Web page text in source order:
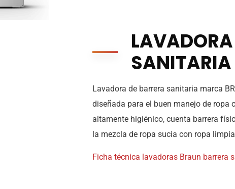
Lavadora de barrera sanitaria marca
diseñada para el buen manejo de
altamente higiénico, cuenta barrera
la mezcla de ropa sucia con ropa
Ficha técnica lavadoras Braun barrera